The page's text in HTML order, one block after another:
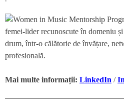
Mai multe informații: LinkedIn /